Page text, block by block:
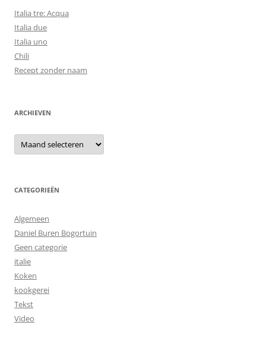
Italia tre: Acqua
Italia due
Italia uno
Chili
Recept zonder naam
ARCHIEVEN
Archieven
CATEGORIEËN
Algemeen
Daniel Buren Bogortuin
Geen categorie
italie
Koken
kookgerei
Tekst
Video